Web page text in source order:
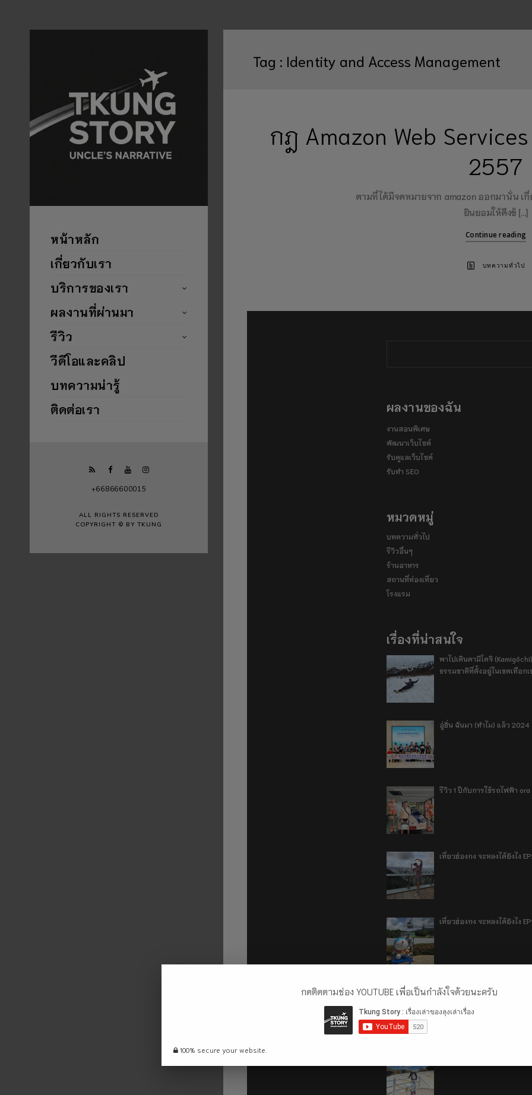
หน้าหลัก
เกี่ยวกับเรา
บริการของเรา
ผลงานที่ผ่านมา
รีวิว
วีดีโอและคลิป
บทความน่ารู้
ติดต่อเรา
+66866600015
ALL RIGHTS RESERVED
COPYRIGHT © BY TKUNG
Tag : Identity and Access Management
กฎ Amazon Web
2557
ตามที่ได้มีจดหมายจาก amazon ออกมานั่น เกี่
ยินยอมให้ดึงข้ […]
Continue reading
บทความทั่วไป
ผลงานของฉัน
งานสอนพิเศษ
พัฒนาเว็บไซต์
รับดูแลเว็บไซต์
รับทำ SEO
หมวดหมู่
บทความทั่วไป
รีวิวอื่นๆ
ร้านอาหาร
สถานที่ท่องเที่ยว
โรงแรม
เรื่องที่น่าสนใจ
พาไปเดินคามิโคจิ
ธรรมชาติที่ตั้งอยู่ในเขตเทือก
อู่ฮั่น ฉันมา (ทำไม) แล้ว 2024
รีวิว 1 ปีกับการใช้รถไฟฟ้า
เที่ยวฮ่องกง จะหลงได้ยังไง
เที่ยวฮ่องกง จะหลงได้ยังไง
ลี่เจียง แชงกรีล่า เมืองเทียมฟ้
กดติดตามช่อง YOUTUBE เพื่อเป็นกำลังใจด้วยนะครับ
100% secure your website.